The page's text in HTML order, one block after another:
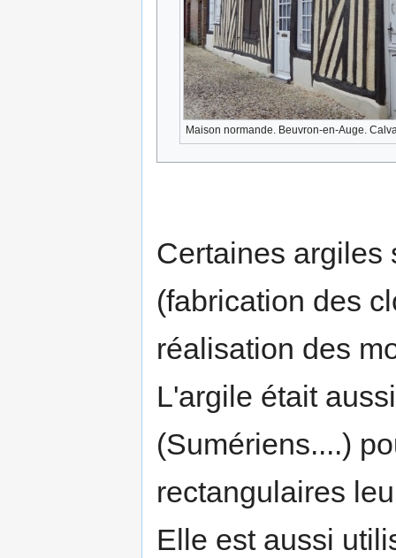
Maison normande. Beuvron-en-Auge.
Certaines argiles
(fabrication des
réalisation des
L'argile était
(Sumériens....)
rectangulaires
Elle est aussi